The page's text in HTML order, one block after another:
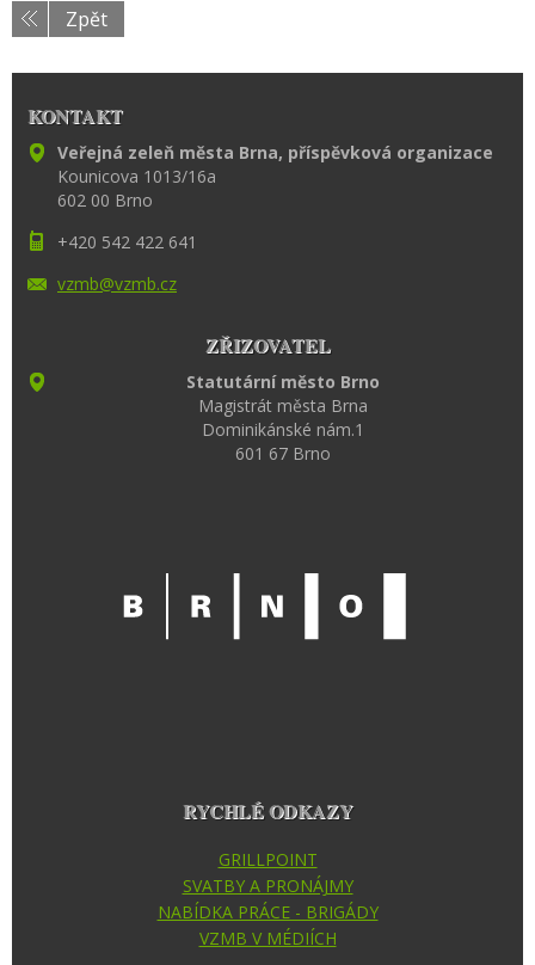
Zpět
KONTAKT
Veřejná zeleň města Brna, příspěvková organizace
Kounicova 1013/16a
602 00 Brno
+420 542 422 641
vzmb@vzmb.cz
ZŘIZOVATEL
Statutární město Brno
Magistrát města Brna
Dominikánské nám.1
601 67 Brno
RYCHLÉ ODKAZY
GRILLPOINT
SVATBY A PRONÁJMY
NABÍDKA PRÁCE - BRIGÁDY
VZMB V MÉDIÍCH